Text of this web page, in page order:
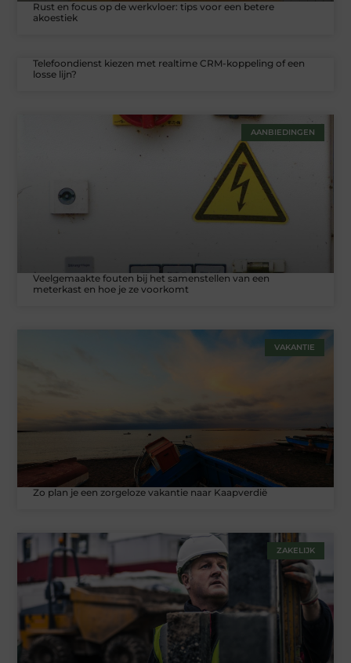
Rust en focus op de werkvloer: tips voor een betere
akoestiek
Telefoondienst kiezen met realtime CRM-koppeling of een
losse lijn?
AANBIEDINGEN
Veelgemaakte fouten bij het samenstellen van een
meterkast en hoe je ze voorkomt
VAKANTIE
Zo plan je een zorgeloze vakantie naar Kaapverdië
ZAKELIJK